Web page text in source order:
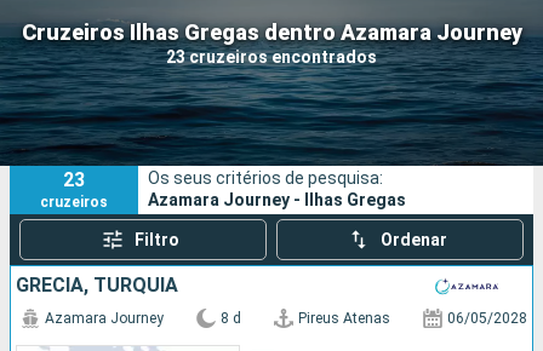
Cruzeiros Ilhas Gregas dentro Azamara Journey
23 cruzeiros encontrados
Quando ir?
Data de partida
Portos Companhias
Pesquisar
23
cruzeiros
Os seus critérios de pesquisa:
Azamara Journey - Ilhas Gregas
Filtro Ordenar
GRÉCIA, TURQUIA
Azamara Journey 8 d Pireus Atenas 06/05/2028